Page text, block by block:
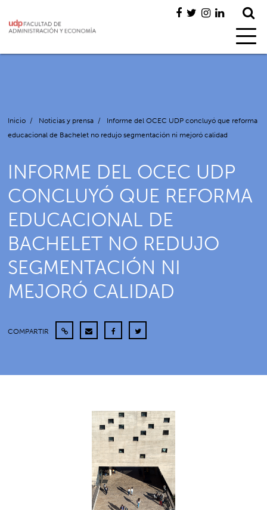
Inicio / Noticias y prensa /
Informe del OCEC UDP concluyó que reforma
educacional de Bachelet no redujo segmentación ni mejoró calidad
INFORME DEL OCEC UDP
CONCLUYÓ QUE REFORMA
EDUCACIONAL DE
BACHELET NO REDUJO
SEGMENTACIÓN NI
MEJORÓ CALIDAD
COMPARTIR